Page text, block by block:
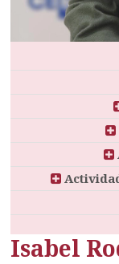
Isabel